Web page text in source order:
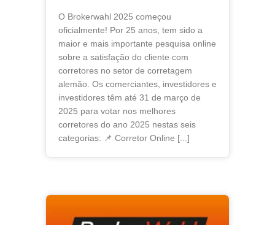
O Brokerwahl 2025 começou
oficialmente! Por 25 anos, tem sido a
maior e mais importante pesquisa online
sobre a satisfação do cliente com
corretores no setor de corretagem
alemão. Os comerciantes, investidores e
investidores têm até 31 de março de
2025 para votar nos melhores
corretores do ano 2025 nestas seis
categorias: 📌 Corretor Online [...]